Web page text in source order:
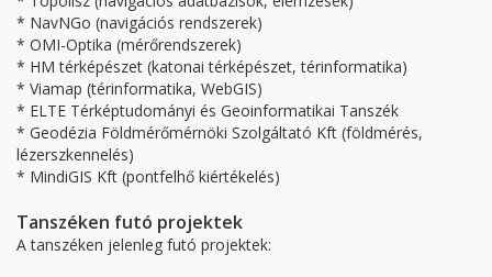
* NavNGo (navigációs rendszerek)
* OMI-Optika (mérőrendszerek)
* HM térképészet (katonai térképészet, térinformatika)
* Viamap (térinformatika, WebGIS)
* ELTE Térképtudományi és Geoinformatikai Tanszék
* Geodézia Földmérőmérnöki Szolgáltató Kft (földmérés,
lézerszkennelés)
* MindiGIS Kft (pontfelhő kiértékelés)
Tanszéken futó projektek
A tanszéken jelenleg futó projektek: